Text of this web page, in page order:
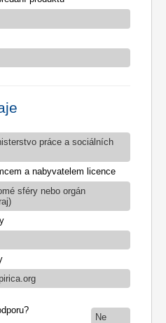
práce a sociálních
a nabyvatelem licence
sféry nebo orgán
Ne